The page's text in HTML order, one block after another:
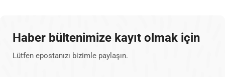
Haber bültenimize kayıt olmak için
Lütfen epostanızı bizimle paylaşın.